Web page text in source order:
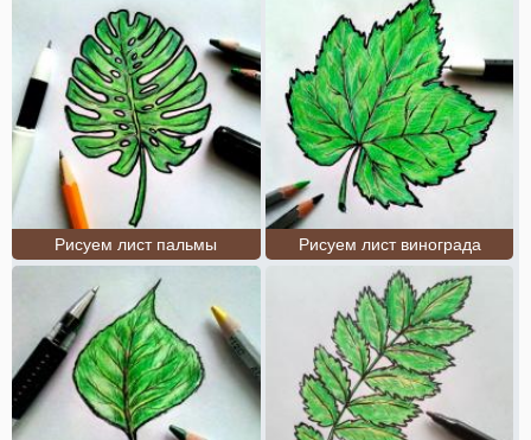
Рисуем лист пальмы Рисуем лист винограда